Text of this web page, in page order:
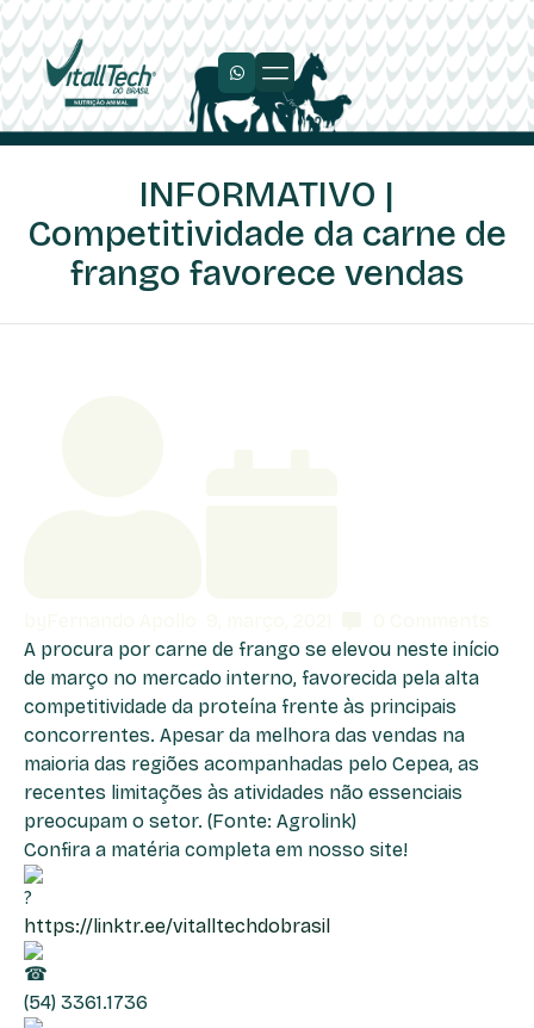
INFORMATIVO |
Competitividade da carne de
frango favorece vendas
A procura por carne de frango se elevou neste início
de março no mercado interno, favorecida pela alta
competitividade da proteína frente às principais
concorrentes. Apesar da melhora das vendas na
maioria das regiões acompanhadas pelo Cepea, as
recentes limitações às atividades não essenciais
preocupam o setor. (Fonte: Agrolink)
Confira a matéria completa em nosso site!
https://linktr.ee/vitalltechdobrasil
(54) 3361.1736